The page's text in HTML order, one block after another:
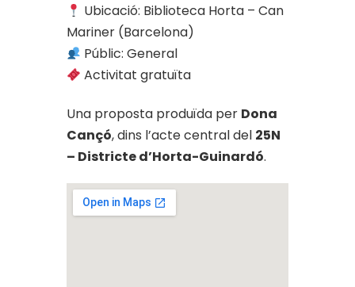
Ubicació: Biblioteca Horta – Can
Mariner (Barcelona)
Públic: General
Activitat gratuïta
Una proposta produïda per Dona
Cançó, dins l’acte central del 25N
– Districte d’Horta-Guinardó.